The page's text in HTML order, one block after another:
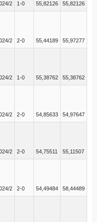
2 1-0 55,82126 55,82126
2 2-0 55,44189 55,97277
2 1-0 55,38762 55,38762
2 2-0 54,85633 54,97647
2 2-0 54,75511 55,11507
2 2-0 54,49484 58,44489